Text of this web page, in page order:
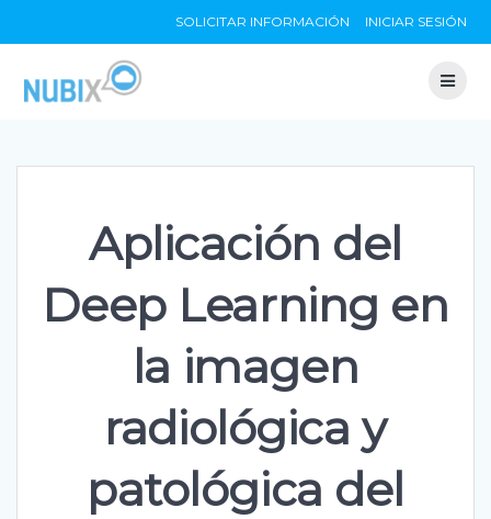
to
SOLICITAR INFORMACIÓN INICIAR SESIÓN
Aplicación del
Deep Learning en
la imagen
radiológica y
patológica del